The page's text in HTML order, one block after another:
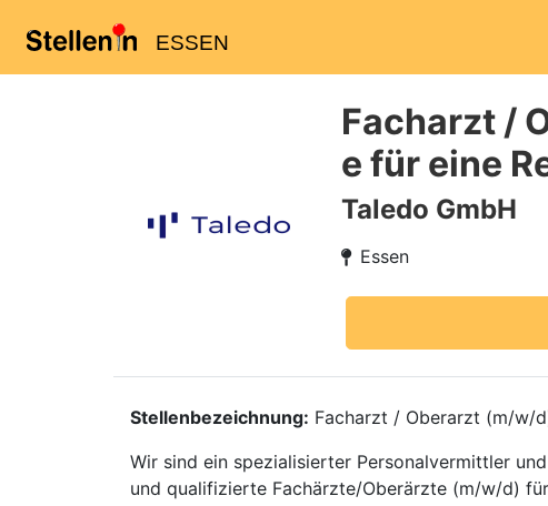
ESSEN
Facharzt /
e für eine
Taledo GmbH
Essen
Stellenbezeichnung: Facharzt / Oberarzt (m/w/
Wir sind ein spezialisierter Personalvermittler
und qualifizierte Fachärzte/Oberärzte (m/w/d)